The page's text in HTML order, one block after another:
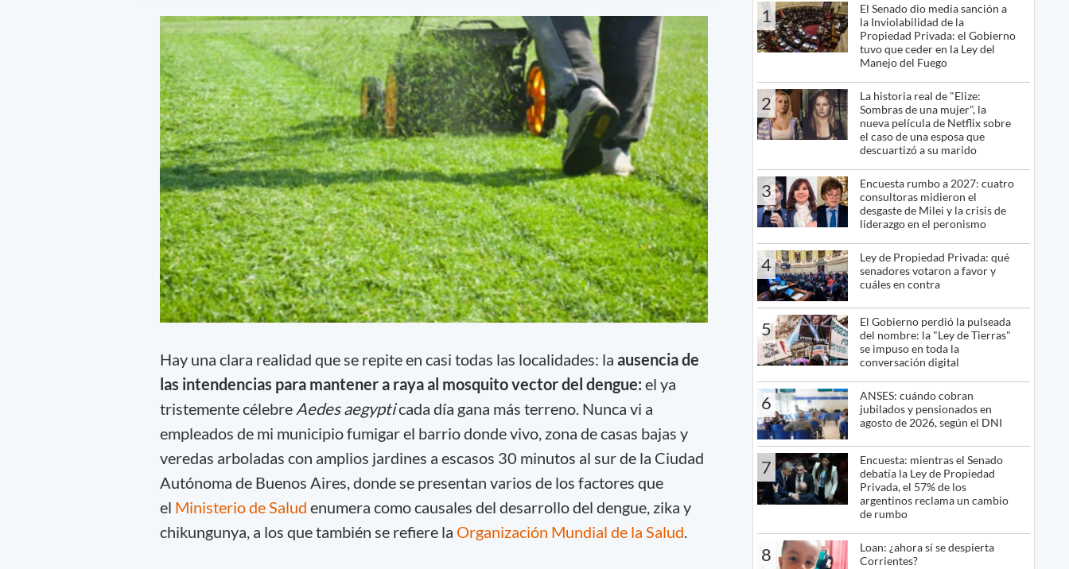
Hay una clara realidad que se repite en casi todas las localidades: la ausencia de
las intendencias para mantener a raya al mosquito vector del dengue: el ya
tristemente célebre Aedes aegypticada día gana más terreno. Nunca vi a
empleados de mi municipio fumigar el barrio donde vivo, zona de casas bajas y
veredas arboladas con amplios jardines a escasos 30 minutos al sur de la Ciudad
Autónoma de Buenos Aires, donde se presentan varios de los factores que
el Ministerio de Salud enumera como causales del desarrollo del dengue, zika y
chikungunya, a los que también se refiere la Organización Mundial de la Salud
1
El Senado dio media sanción a
la Inviolabilidad de la
Propiedad Privada: el Gobierno
tuvo que ceder en la Ley del
Manejo del Fuego
2
La historia real de "Elize:
Sombras de una mujer", la
nueva película de Netflix sobre
el caso de una esposa que
descuartizó a su marido
3
Encuesta rumbo a 2027: cuatro
consultoras midieron el
desgaste de Milei y la crisis de
liderazgo en el peronismo
4
Ley de Propiedad Privada: qué
senadores votaron a favor y
cuáles en contra
5
El Gobierno perdió la pulseada
del nombre: la "Ley de Tierras"
se impuso en toda la
conversación digital
6
ANSES: cuándo cobran
jubilados y pensionados en
agosto de 2026, según el DNI
7
Encuesta: mientras el Senado
debatía la Ley de Propiedad
Privada, el 57% de los
argentinos reclama un cambio
de rumbo
8
Loan: ¿ahora sí se despierta
Corrientes?